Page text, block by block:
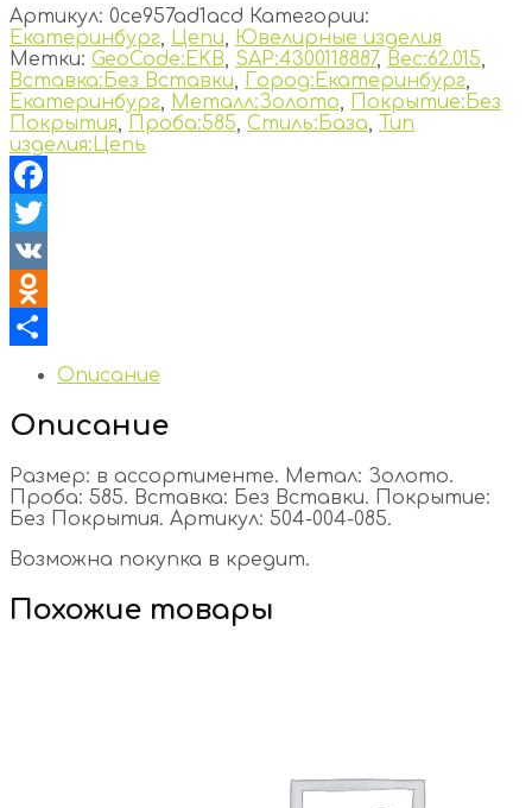
Артикул: 0ce957ad1acd Категории:
Екатеринбург, Цепи, Ювелирные изделия
Метки: GeoCode:EKB, SAP:4300118887, Вес:62.015,
Вставка:Без Вставки, Город:Екатеринбург,
Екатеринбург, Металл:Золото, Покрытие:Без
Покрытия, Проба:585, Стиль:База, Тип
изделия:Цепь
Facebook
Twitter
VK
Odnoklassniki
Отправить
Описание
Описание
Размер: в ассортименте. Метал: Золото.
Проба: 585. Вставка: Без Вставки. Покрытие:
Без Покрытия. Артикул: 504-004-085.
Возможна покупка в кредит.
Похожие товары